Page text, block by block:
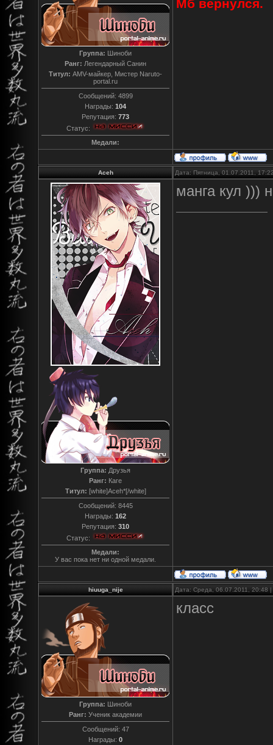
Группа: Шиноби
Ранг: Легендарный Санин
Титул: AMV-майкер, Мистер Naruto-
portal.ru
Сообщений: 4899
Награды: 104
Репутация: 773
Статус:
Медали:
Мб вернулся.
Aceh Дата: Пятница, 01.07.2011,
Группа: Друзья
Ранг: Каге
Титул: [white]Aceh*[/white]
Сообщений: 8445
Награды: 162
Репутация: 310
Статус:
Медали:
У вас пока нет ни одной медали.
манга кул )))
hiuuga_nije Дата: Среда, 06.07.2011, 20:48
Группа: Шиноби
Ранг: Ученик академии
Сообщений: 47
Награды: 0
класс